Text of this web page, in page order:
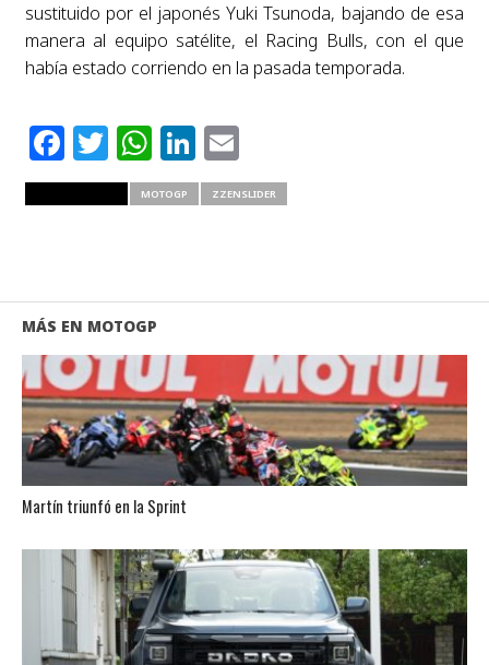
sustituido por el japonés Yuki Tsunoda, bajando de esa
manera al equipo satélite, el Racing Bulls, con el que
había estado corriendo en la pasada temporada.
Facebook
Twitter
WhatsApp
LinkedIn
Email
MOTOGP ZZENSLIDER
MÁS EN MOTOGP
Martín triunfó en la Sprint